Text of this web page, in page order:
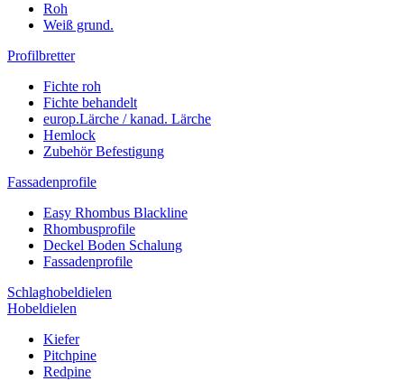
Roh
Weiß grund.
Profilbretter
Fichte roh
Fichte behandelt
europ.Lärche / kanad. Lärche
Hemlock
Zubehör Befestigung
Fassadenprofile
Easy Rhombus Blackline
Rhombusprofile
Deckel Boden Schalung
Fassadenprofile
Schlaghobeldielen
Hobeldielen
Kiefer
Pitchpine
Redpine